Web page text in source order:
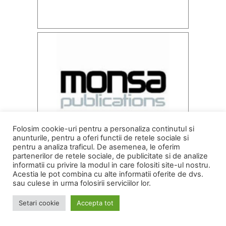
Folosim cookie-uri pentru a personaliza continutul si
anunturile, pentru a oferi functii de retele sociale si
pentru a analiza traficul. De asemenea, le oferim
partenerilor de retele sociale, de publicitate si de analize
informatii cu privire la modul in care folositi site-ul nostru.
Acestia le pot combina cu alte informatii oferite de dvs.
sau culese in urma folosirii serviciilor lor.
Setari cookie Accepta tot